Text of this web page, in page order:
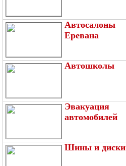
Автосалоны
Еревана
Автошколы
Эвакуация
автомобилей
Шины и диски